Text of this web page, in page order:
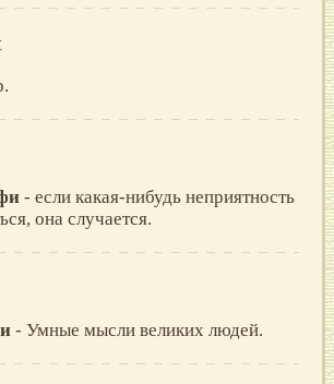
- если какая-нибудь неприятность
она случается.
- Умные мысли великих людей.